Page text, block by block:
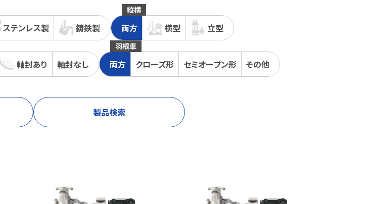
ステンレス製 鋳鉄製
縦横
両方 横型 立型
軸封あり 軸封なし
羽根車
両方 クローズ形 セミオープン形 その他